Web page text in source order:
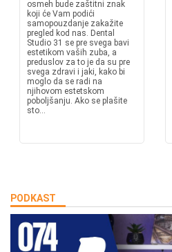
osmeh bude zaštitni znak
koji će Vam podići
samopouzdanje zakažite
pregled kod nas. Dental
Studio 31 se pre svega bavi
estetikom vaših zuba, a
preduslov za to je da su pre
svega zdravi i jaki, kako bi
moglo da se radi na
njihovom estetskom
poboljšanju. Ako se plašite
sto...
PODKAST